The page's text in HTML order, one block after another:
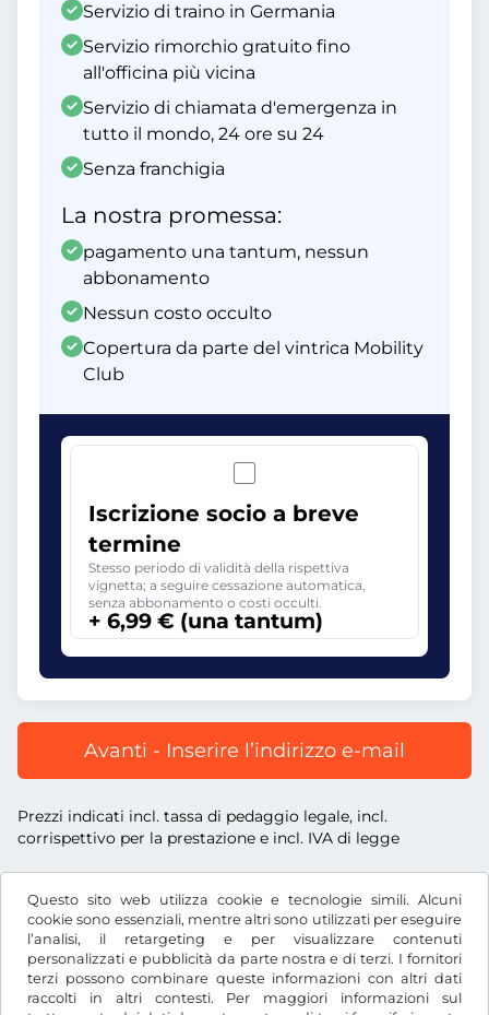
Questo sito web utilizza cookie e tecnologie simili. Alcuni
cookie sono essenziali, mentre altri sono utilizzati per eseguire
l’analisi, il retargeting e per visualizzare contenuti
personalizzati e pubblicità da parte nostra e di terzi. I fornitori
terzi possono combinare queste informazioni con altri dati
raccolti in altri contesti. Per maggiori informazioni sul
Servizio di traino in Germania
Servizio rimorchio gratuito fino
all'officina più vicina
Servizio di chiamata d'emergenza in
tutto il mondo, 24 ore su 24
Senza franchigia
La nostra promessa:
pagamento una tantum, nessun
abbonamento
Nessun costo occulto
Copertura da parte del vintrica Mobility
Club
Iscrizione socio a breve
termine
Stesso periodo di validità della rispettiva
vignetta; a seguire cessazione automatica,
senza abbonamento o costi occulti.
+ 6,99 € (una tantum)
Avanti - Inserire l’indirizzo e-mail
Prezzi indicati incl. tassa di pedaggio legale, incl.
corrispettivo per la prestazione e incl. IVA di legge
€EUR